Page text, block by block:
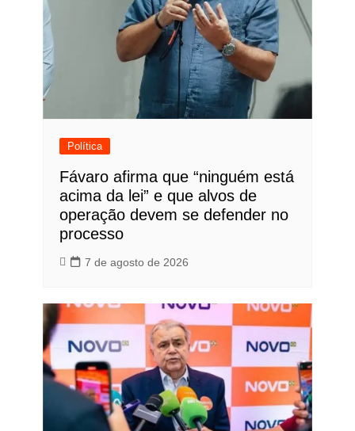
Política
Fávaro afirma que “ninguém está
acima da lei” e que alvos de
operação devem se defender no
processo
7 de agosto de 2026